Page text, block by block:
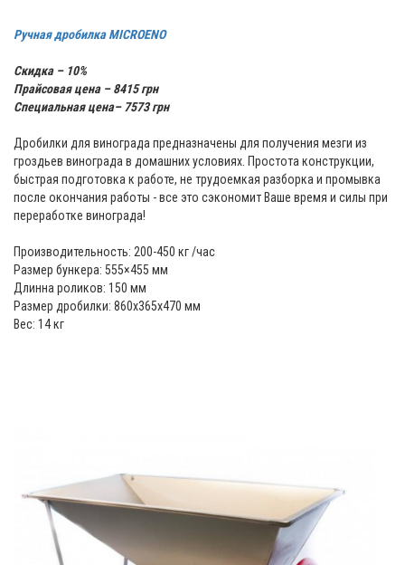
Ручная дробилка MICROENO
Скидка – 10%
Прайсовая цена – 8415 грн
Специальная цена– 7573 грн
Дробилки для винограда предназначены для получения мезги из
гроздьев винограда в домашних условиях. Простота конструкции,
быстрая подготовка к работе, не трудоемкая разборка и промывка
после окончания работы - все это сэкономит Ваше время и силы при
переработке винограда!
Производительность: 200-450 кг /час
Размер бункера: 555×455 мм
Длинна роликов: 150 мм
Размер дробилки: 860x365x470 мм
Вес: 14 кг